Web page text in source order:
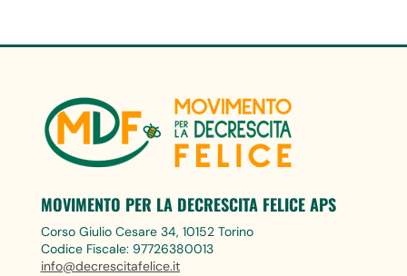
MOVIMENTO PER LA DECRESCITA FELICE APS
Corso Giulio Cesare 34, 10152 Torino
Codice Fiscale: 97726380013
info@decrescitafelice.it